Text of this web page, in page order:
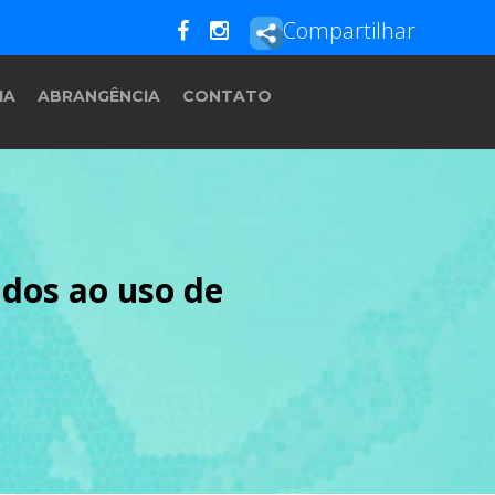
Compartilhar
ABRANGÊNCIA CONTATO
ao uso de